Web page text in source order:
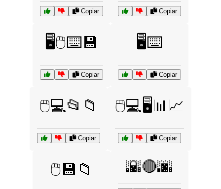
Copiar Copiar
🖥️🖱️⌨️💾
Copiar
🖥️⌨️
Copiar
🖱️💻📂📁
Copiar
🖱️💻🖥️📊📈
Copiar
🖱️💾📁 🌇🔴🌆